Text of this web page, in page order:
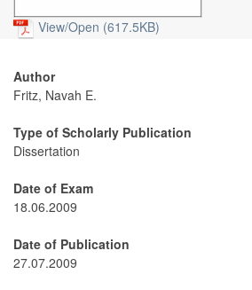
View/Open (617.5KB)
Author
Fritz, Navah E.
Type of Scholarly Publication
Dissertation
Date of Exam
18.06.2009
Date of Publication
27.07.2009